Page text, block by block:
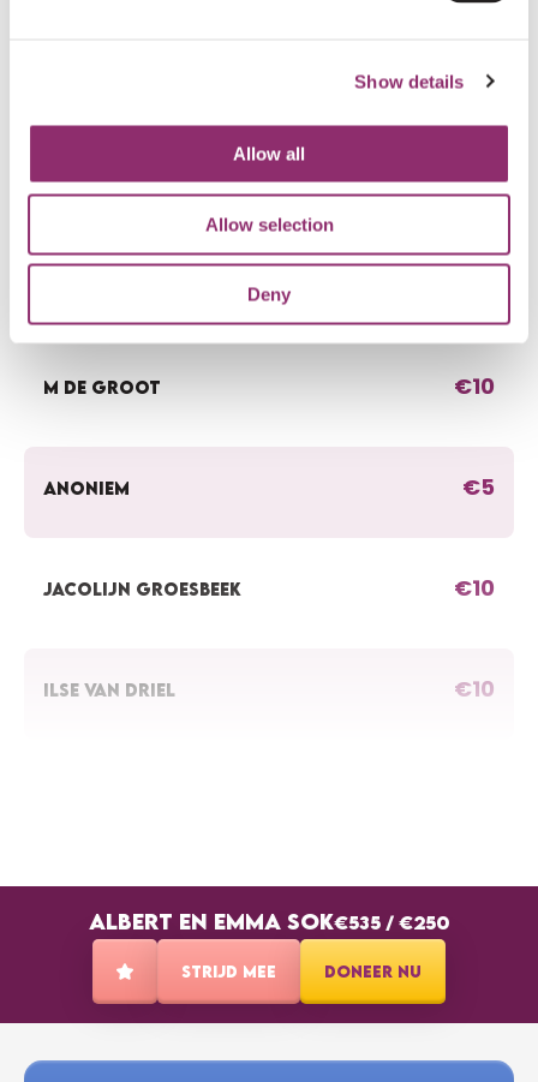
Show details
Allow all
Allow selection
Deny
€10
RAMONA VAN DER ZIJDEN €10
M DE GROOT €10
ANONIEM €5
JACOLIJN GROESBEEK €10
ILSE VAN DRIEL €10
ANONIEM €5
ALBERT EN EMMA SOK€535 / €250
STRIJD MEE DONEER NU